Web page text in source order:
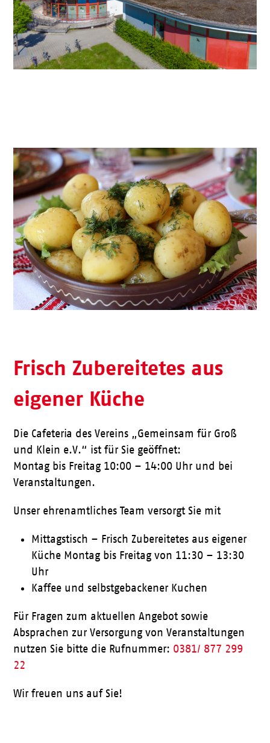
Frisch Zubereitetes aus
eigener Küche
Die Cafeteria des Vereins „Gemeinsam für Groß
und Klein e.V.“ ist für Sie geöffnet:
Montag bis Freitag 10:00 – 14:00 Uhr und bei
Veranstaltungen.
Unser ehrenamtliches Team versorgt Sie mit
Mittagstisch – Frisch Zubereitetes aus eigener
Küche Montag bis Freitag von 11:30 – 13:30
Uhr
Kaffee und selbstgebackener Kuchen
Für Fragen zum aktuellen Angebot sowie
Absprachen zur Versorgung von Veranstaltungen
nutzen Sie bitte die Rufnummer: 0381/ 877 299
22
Wir freuen uns auf Sie!